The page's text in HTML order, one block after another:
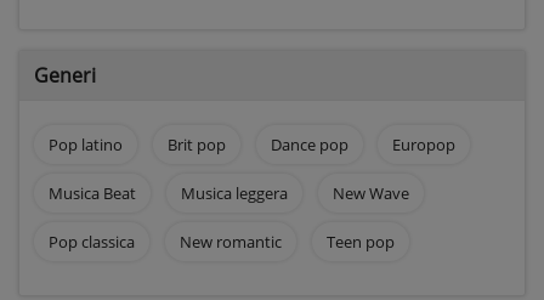
Generi
Pop latino Brit pop Dance pop Europop
Musica Beat Musica leggera New Wave
Pop classica New romantic Teen pop